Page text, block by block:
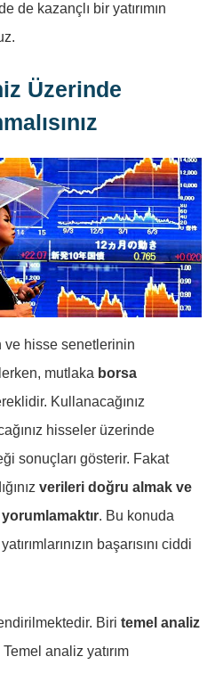
de kazançlı bir yatırımın
Üzerinde
ve hisse senetlerinin
mutlaka borsa
Kullanacağınız
hisseler üzerinde
sonuçları gösterir. Fakat
verileri doğru almak ve
. Bu konuda
başarısını ciddi
Biri temel analiz
Temel analiz yatırım